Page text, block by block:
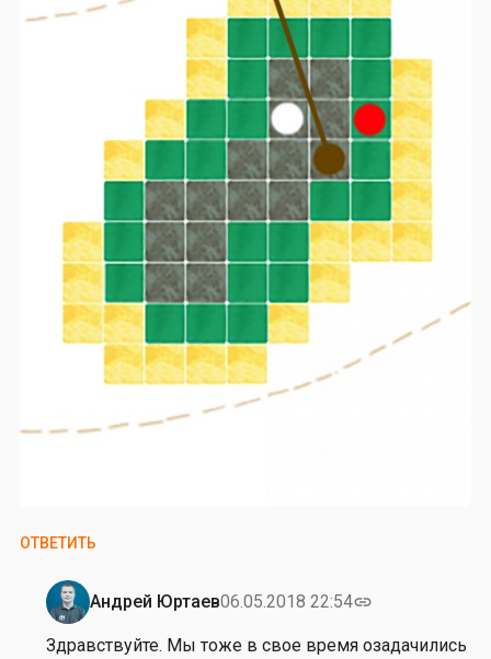
ОТВЕТИТЬ
Андрей Юртаев06.05.2018 22:54link
Ответ
на
Здравствуйте. Мы тоже в свое время озадачились